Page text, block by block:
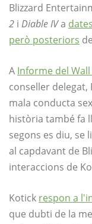
Blizzard
2 i Diable IVa
però posteriors
A Informe del
conseller delegat,
mala conducta
història també fa
segons es diu, se
al capdavant de
interaccions de
Kotick respon a
que dubti de la